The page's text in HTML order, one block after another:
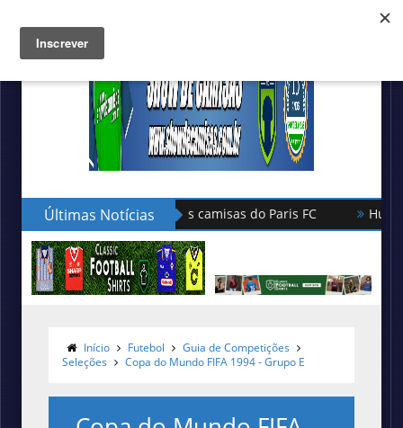
Últimas Notícias Hummel lança as novas camisas
Início Futebol
Guia de Competições
Seleções
Copa do Mundo FIFA 1994 - Grupo E